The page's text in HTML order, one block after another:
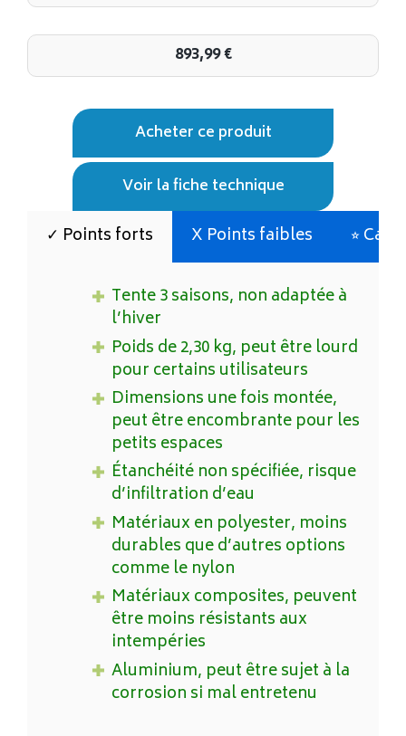
893,99€
Acheter ce produit
Voir la fiche technique
✓ Points forts X Points faibles ⭐︎
Tente 3 saisons, non adaptée à
l’hiver
Poids de 2,30 kg, peut être lourd
pour certains utilisateurs
Dimensions une fois montée,
peut être encombrante pour les
petits espaces
Étanchéité non spécifiée, risque
d’infiltration d’eau
Matériaux en polyester, moins
durables que d’autres options
comme le nylon
Matériaux composites, peuvent
être moins résistants aux
intempéries
Aluminium, peut être sujet à la
corrosion si mal entretenu